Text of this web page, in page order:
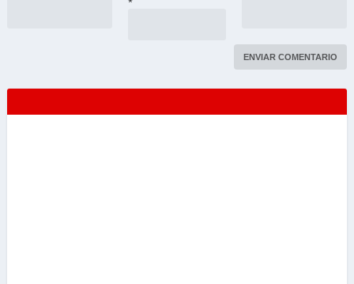
*